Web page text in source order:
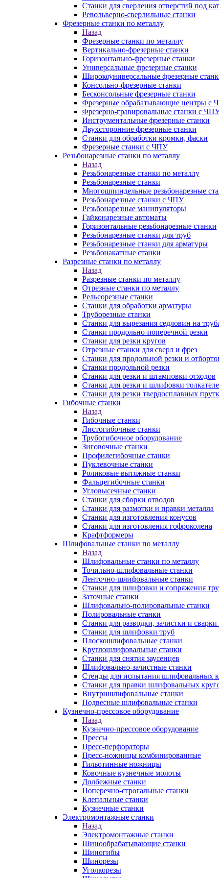
Станки для сверления отверстий под
Револьверно-сверлильные станки
Фрезерные станки по металлу
Назад
Фрезерные станки по металлу
Вертикально-фрезерные станки
Горизонтально-фрезерные станки
Универсальные фрезерные станки
Широкоуниверсальные фрезерные
Консольно-фрезерные станки
Бесконсольные фрезерные станки
Фрезерные обрабатывающие центры с
Фрезерно-гравировальные станки с
Инструментальные фрезерные станки
Двухсторонние фрезерные станки
Станки для обработки кромки, фаски
Фрезерные станки с ЧПУ
Резьбонарезные станки по металлу
Назад
Резьбонарезные станки по металлу
Резьбонарезные станки
Многошпиндельные резьбонарезные
Резьбонарезные станки с ЧПУ
Резьбонарезные манипуляторы
Гайконарезные автоматы
Горизонтальные резьбонарезные станки
Резьбонарезные станки для труб
Резьбонарезные станки для арматуры
Резьбонакатные станки
Разрезные станки по металлу
Назад
Разрезные станки по металлу
Отрезные станки по металлу
Рельсорезные станки
Станки для обработки арматуры
Труборезные станки
Станки для вырезания седловин на
Станки продольно-поперечной резки
Станки для резки кругов
Отрезные станки для сверл и фрез
Станки для продольной резки и
Станки продольной резки
Станки для резки и штамповки отходов
Станки для резки и шлифовки
Станки для резки твердосплавных
Гибочные станки
Назад
Гибочные станки
Листогибочные станки
Трубогибочное оборудование
Зиговочные станки
Профилегибочные станки
Пуклевочные станки
Роликовые вытяжные станки
Фальцегибочные станки
Угловысечные станки
Станки для сборки отводов
Станки для размотки и правки металла
Станки для изготовления конусов
Станки для изготовления гофроколена
Крафтформеры
Шлифовальные станки по металлу
Назад
Шлифовальные станки по металлу
Точильно-шлифовальные станки
Ленточно-шлифовальные станки
Станки для шлифовки и сопряжения
Заточные станки
Шлифовально-полировальные станки
Полировальные станки
Станки для разводки, зачистки и сварки
Станки для шлифовки труб
Плоскошлифовальные станки
Круглошлифовальные станки
Станки для снятия заусенцев
Шлифовально-зачистные станки
Стенды для испытания шлифовальных
Станки для правки шлифовальных
Внутришлифовальные станки
Подвесные шлифовальные станки
Кузнечно-прессовое оборудование
Назад
Кузнечно-прессовое оборудование
Прессы
Пресс-перфораторы
Пресс-ножницы комбинированные
Гильотинные ножницы
Ковочные кузнечные молоты
Долбежные станки
Поперечно-строгальные станки
Клепальные станки
Кузнечные станки
Электромонтажные станки
Назад
Электромонтажные станки
Шинообрабатывающие станки
Шиногибы
Шинорезы
Уголкорезы